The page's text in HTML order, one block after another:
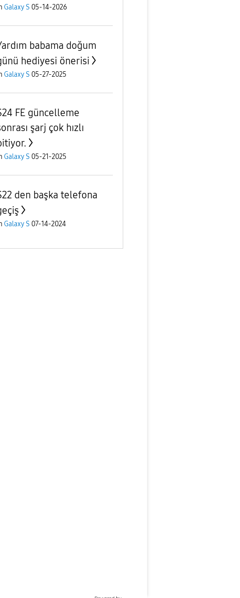
Galaxy S 05-14-2026
babama doğum
hediyesi önerisi
Galaxy S 05-27-2025
FE güncelleme
şarj çok hızlı
Galaxy S 05-21-2025
den başka telefona
Galaxy S 07-14-2024